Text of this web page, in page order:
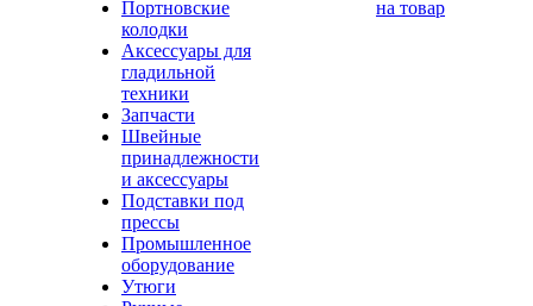
Портновские
колодки
Аксессуары для
гладильной
техники
Запчасти
Швейные
принадлежности
и аксессуары
Подставки под
прессы
Промышленное
оборудование
Утюги
на товар